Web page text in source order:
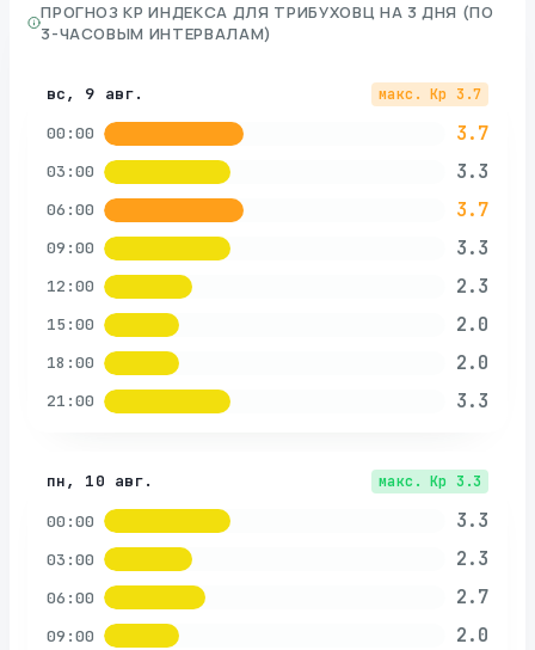
ПРОГНОЗ KP ИНДЕКСА ДЛЯ ТРИБУХОВЦ НА 3 ДНЯ (ПО
3-ЧАСОВЫМ ИНТЕРВАЛАМ)
вс, 9 авг. макс. Kp 3.7
00:00 3.7
03:00 3.3
06:00 3.7
09:00 3.3
12:00 2.3
15:00 2.0
18:00 2.0
21:00 3.3
пн, 10 авг. макс. Kp 3.3
00:00 3.3
03:00 2.3
06:00 2.7
09:00 2.0